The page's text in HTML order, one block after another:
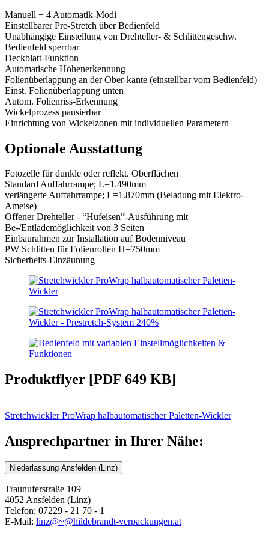
Manuell + 4 Automatik-Modi
Einstellbarer Pre-Stretch über Bedienfeld
Unabhängige Einstellung von Drehteller- & Schlittengeschw.
Bedienfeld sperrbar
Deckblatt-Funktion
Automatische Höhenerkennung
Folienüberlappung an der Ober-kante (einstellbar vom Bedienfeld)
Einst. Folienüberlappung unten
Autom. Folienriss-Erkennung
Wickelprozess pausierbar
Einrichtung von Wickelzonen mit individuellen Parametern
Optionale Ausstattung
Fotozelle für dunkle oder reflekt. Oberflächen
Standard Auffahrrampe; L=1.490mm
verlängerte Auffahrrampe; L=1.870mm (Beladung mit Elektro-
Ameise)
Offener Drehteller - “Hufeisen”-Ausführung mit
Be-/Entlademöglichkeit von 3 Seiten
Einbaurahmen zur Installation auf Bodenniveau
PW Schlitten für Folienrollen H=750mm
Sicherheits-Einzäunung
Produktflyer [PDF 649 KB]
Stretchwickler ProWrap halbautomatischer Paletten-Wickler
Ansprechpartner in Ihrer Nähe:
Niederlassung Ansfelden (Linz)
Traunuferstraße 109
4052 Ansfelden (Linz)
Telefon: 07229 - 21 70 - 1
E-Mail: linz@~@hildebrandt-verpackungen.at